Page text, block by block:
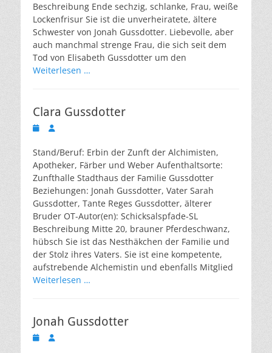
Beschreibung Ende sechzig, schlanke, Frau, weiße
Lockenfrisur Sie ist die unverheiratete, ältere
Schwester von Jonah Gussdotter. Liebevolle, aber
auch manchmal strenge Frau, die sich seit dem
Tod von Elisabeth Gussdotter um den
Weiterlesen …
Clara Gussdotter
Veröffentlicht
Autor
Stand/Beruf: Erbin der Zunft der Alchimisten,
Apotheker, Färber und Weber Aufenthaltsorte:
Zunfthalle Stadthaus der Familie Gussdotter
Beziehungen: Jonah Gussdotter, Vater Sarah
Gussdotter, Tante Reges Gussdotter, älterer
Bruder OT-Autor(en): Schicksalspfade-SL
Beschreibung Mitte 20, brauner Pferdeschwanz,
hübsch Sie ist das Nesthäkchen der Familie und
der Stolz ihres Vaters. Sie ist eine kompetente,
aufstrebende Alchemistin und ebenfalls Mitglied
Weiterlesen …
Jonah Gussdotter
Veröffentlicht
Autor